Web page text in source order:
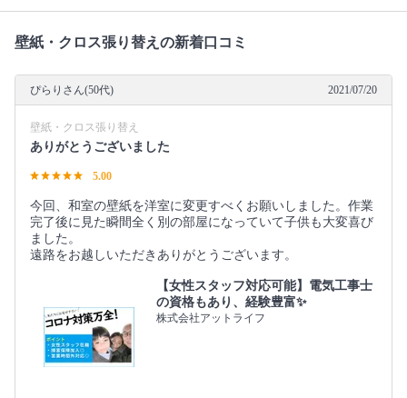
壁紙・クロス張り替えの新着口コミ
ぴらりさん(50代) 2021/07/20
壁紙・クロス張り替え
ありがとうございました
5.00
今回、和室の壁紙を洋室に変更すべくお願いしました。作業
完了後に見た瞬間全く別の部屋になっていて子供も大変喜び
ました。
遠路をお越しいただきありがとうございます。
【女性スタッフ対応可能】電気工事士
の資格もあり、経験豊富✨
株式会社アットライフ